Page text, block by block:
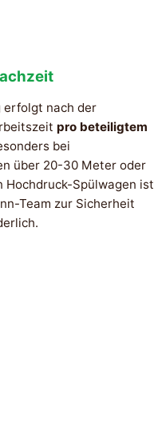
erfolgt nach der
pro beteiligtem
bei
über 20-30 Meter oder
Hochdruck-Spülwagen ist
Team zur Sicherheit